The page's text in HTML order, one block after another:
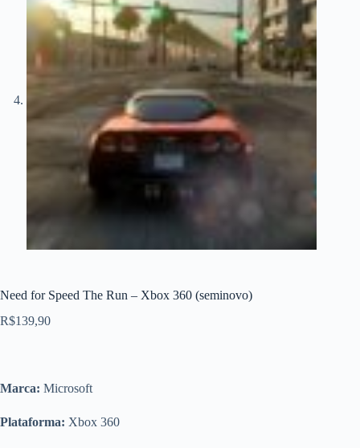
Need for Speed The Run – Xbox 360 (seminovo)
R$139,90
Marca: Microsoft
Plataforma: Xbox 360